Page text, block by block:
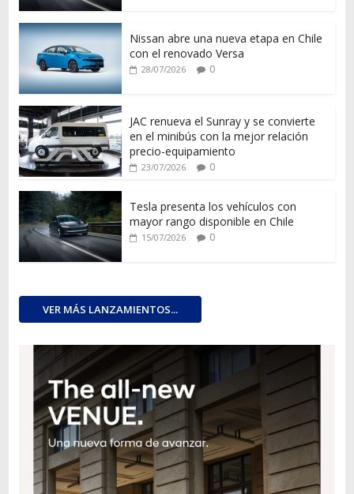
Nissan abre una nueva etapa en Chile
con el renovado Versa
28/07/2026 0
JAC renueva el Sunray y se convierte
en el minibús con la mejor relación
precio-equipamiento
23/07/2026 0
Tesla presenta los vehículos con
mayor rango disponible en Chile
15/07/2026 0
VER MÁS LANZAMIENTOS...